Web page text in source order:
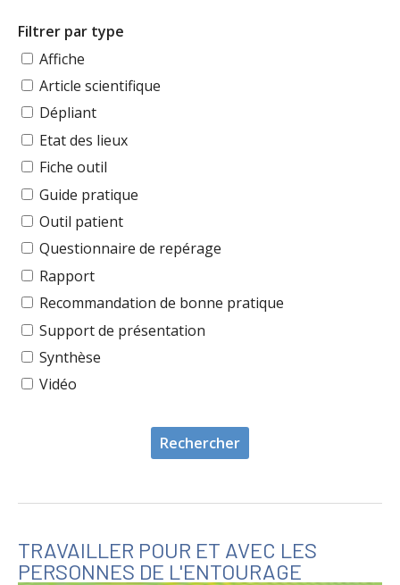
Filtrer par type
Affiche
Article scientifique
Dépliant
Etat des lieux
Fiche outil
Guide pratique
Outil patient
Questionnaire de repérage
Rapport
Recommandation de bonne pratique
Support de présentation
Synthèse
Vidéo
TRAVAILLER POUR ET AVEC LES
PERSONNES DE L'ENTOURAGE